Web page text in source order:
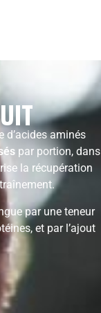
d’acides aminés
par portion, dans
la récupération
par une teneur
et par l’ajout